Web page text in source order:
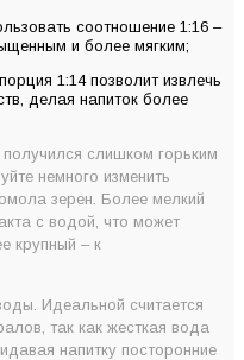
соотношение 1:16 –
и более мягким;
1:14 позволит извлечь
делая напиток более
слишком горьким
немного изменить
зерен. Более мелкий
с водой, что может
крупный – к
Идеальной считается
так как жесткая вода
напитку посторонние